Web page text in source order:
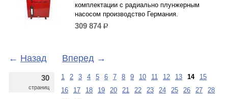
комплектации с радиально плунжерным
насосом производство Германия.
309 874р.
← Назад Вперед →
30
страниц
1 2 3 4 5 6 7 8 9 10 11 12 13 14
15
16
17 18 19 20 21 22 23 24 25 26 27
28